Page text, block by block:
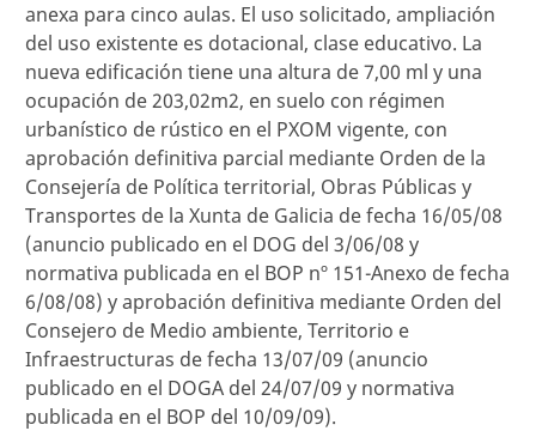
anexa para cinco aulas. El uso solicitado, ampliación
del uso existente es dotacional, clase educativo. La
nueva edificación tiene una altura de 7,00 ml y una
ocupación de 203,02m2, en suelo con régimen
urbanístico de rústico en el PXOM vigente, con
aprobación definitiva parcial mediante Orden de la
Consejería de Política territorial, Obras Públicas y
Transportes de la Xunta de Galicia de fecha 16/05/08
(anuncio publicado en el DOG del 3/06/08 y
normativa publicada en el BOP nº 151-Anexo de fecha
6/08/08) y aprobación definitiva mediante Orden del
Consejero de Medio ambiente, Territorio e
Infraestructuras de fecha 13/07/09 (anuncio
publicado en el DOGA del 24/07/09 y normativa
publicada en el BOP del 10/09/09).